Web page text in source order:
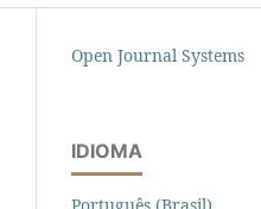
Open Journal Systems
IDIOMA